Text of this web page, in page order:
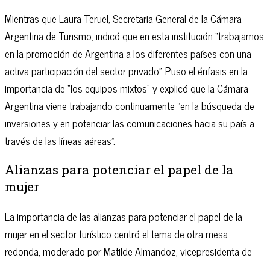
Mientras que Laura Teruel, Secretaria General de la Cámara
Argentina de Turismo, indicó que en esta institución “trabajamos
en la promoción de Argentina a los diferentes países con una
activa participación del sector privado”. Puso el énfasis en la
importancia de “los equipos mixtos” y explicó que la Cámara
Argentina viene trabajando continuamente “en la búsqueda de
inversiones y en potenciar las comunicaciones hacia su país a
través de las líneas aéreas”.
Alianzas para potenciar el papel de la
mujer
La importancia de las alianzas para potenciar el papel de la
mujer en el sector turístico centró el tema de otra mesa
redonda, moderado por Matilde Almandoz, vicepresidenta de